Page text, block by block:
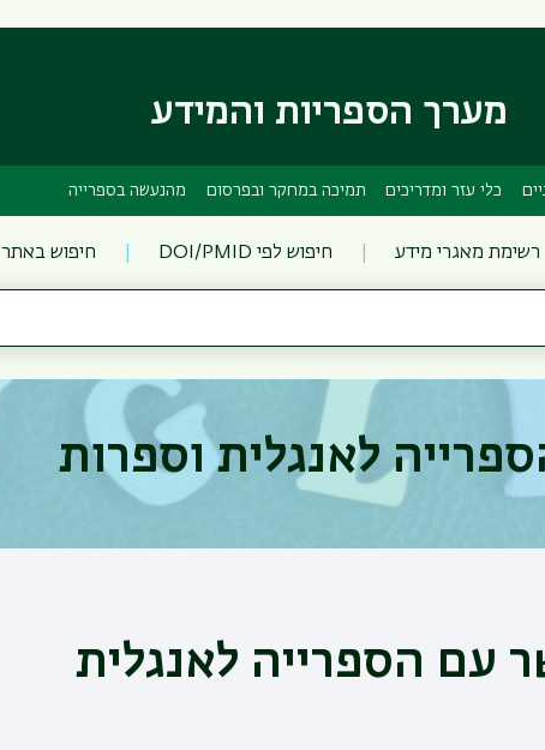
ראשי
מערך הספריות והמידע
כלי עזר ומדריכים תמיכה במחקר ובפרסום מהנעשה בספרייה
רשימת מאגרי מידע חיפוש לפי DOI/PMID חיפוש באתר
לאנגלית וספרות
עם הספרייה לאנגלית